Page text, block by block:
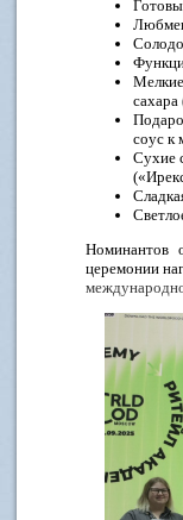
соус к
Сухие
Номинантов
церемонии